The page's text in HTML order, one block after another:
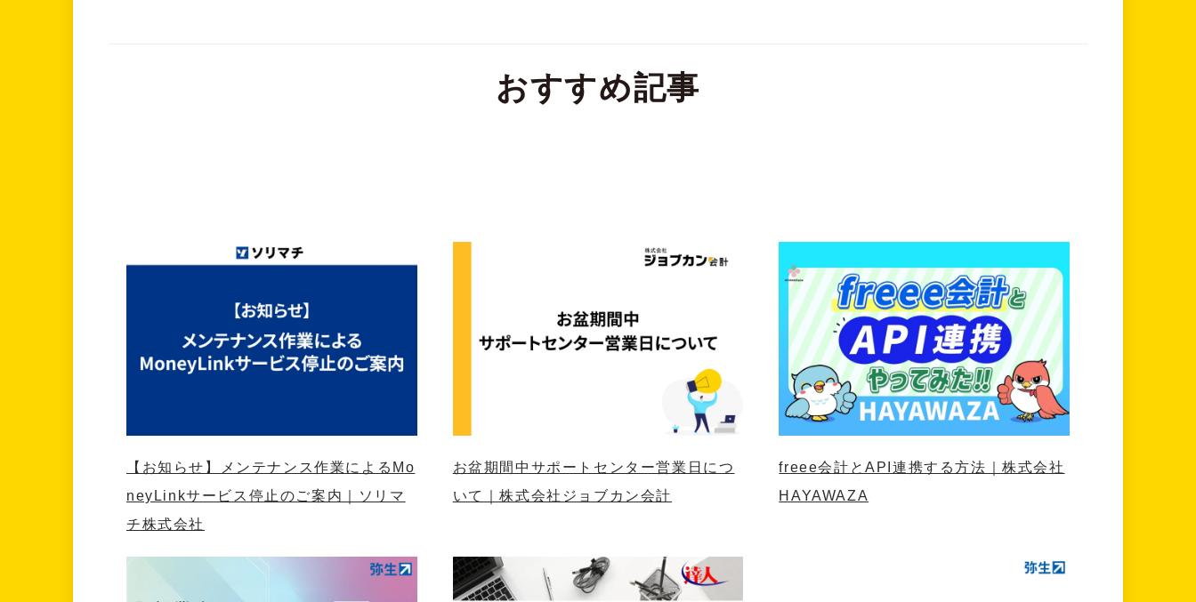
おすすめ記事
【お知らせ】メンテナンス作業によるMo
neyLinkサービス停止のご案内｜ソリマ
チ株式会社
お盆期間中サポートセンター営業日につ
いて｜株式会社ジョブカン会計
freee会計とAPI連携する方法｜株式会社
HAYAWAZA